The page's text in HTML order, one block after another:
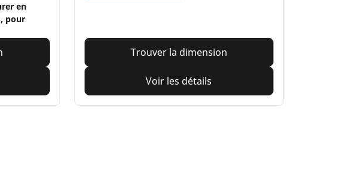
en
pour
Trouver la dimension
Voir les détails